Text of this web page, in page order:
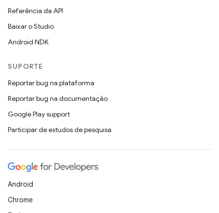
Referência da API
Baixar o Studio
Android NDK
SUPORTE
Reportar bug na plataforma
Reportar bug na documentação
Google Play support
Participar de estudos de pesquisa
Android
Chrome